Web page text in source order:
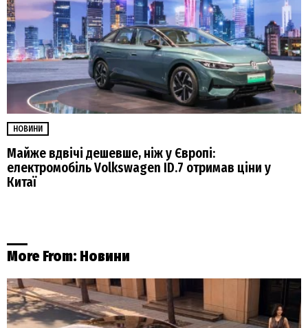
НОВИНИ
Майже вдвічі дешевше, ніж у Європі:
електромобіль Volkswagen ID.7 отримав ціни у
Китаї
More From: Новини